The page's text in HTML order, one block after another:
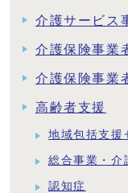
介護サービス
介護保険事
介護保険事
高齢者支援
地域包括支援
総合事業・介
認知症